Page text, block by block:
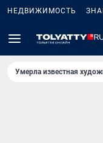
НЕДВИЖИМОСТЬ
Умерла известная